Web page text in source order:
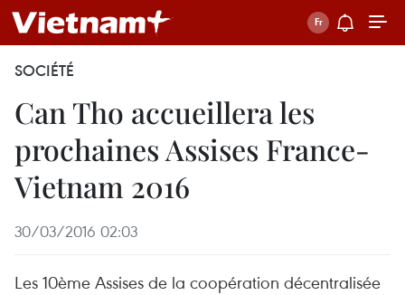
SOCIÉTÉ
Can Tho accueillera les
prochaines Assises France-
Vietnam 2016
30/03/2016 02:03
Les 10ème Assises de la coopération décentralisée